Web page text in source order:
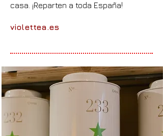
casa. ¡Reparten a toda España!
violettea.es